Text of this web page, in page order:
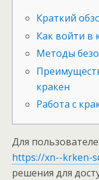
Краткий
Как войти в
Методы
кракен
Работа с
Для
https://xn--krken-
решения для